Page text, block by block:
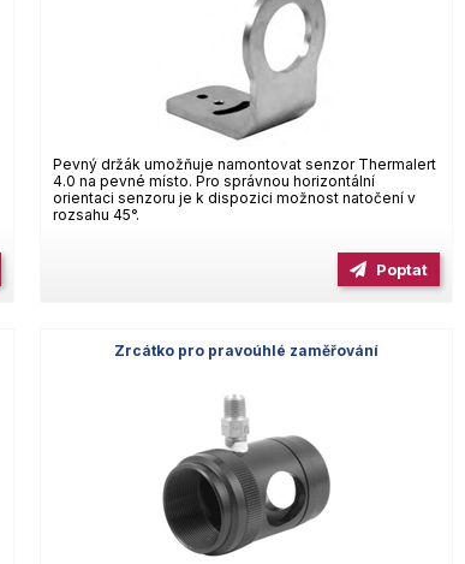
Pevný držák umožňuje namontovat senzor Thermalert
4.0 na pevné místo. Pro správnou horizontální
orientaci senzoru je k dispozici možnost natočení v
rozsahu 45°.
Poptat
Zrcátko pro pravoúhlé zaměřování